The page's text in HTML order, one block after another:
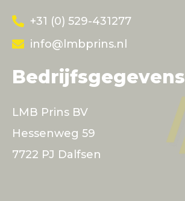
+31 (0) 529-431277
info@lmbprins.nl
Bedrijfsgegevens
LMB Prins BV
Hessenweg 59
7722 PJ Dalfsen